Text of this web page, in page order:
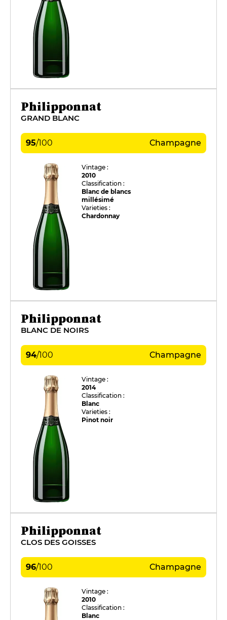
Philipponnat
GRAND BLANC
95/100 Champagne
Vintage :
2010
Classification :
Blanc de blancs
millésimé
Varieties :
Chardonnay
Philipponnat
BLANC DE NOIRS
94/100 Champagne
Vintage :
2014
Classification :
Blanc
Varieties :
Pinot noir
Philipponnat
CLOS DES GOISSES
96/100 Champagne
Vintage :
2010
Classification :
Blanc